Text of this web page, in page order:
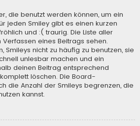
die benutzt werden können, um ein
jeden Smiley gibt es einen kurzen
und :( traurig. Die Liste aller
eines Beitrags sehen.
Smileys nicht zu häufig zu benutzen, sie
unlesbar machen und ein
deinen Beitrag entsprechend
löschen. Die Board-
die Anzahl der Smileys begrenzen, die
kannst.